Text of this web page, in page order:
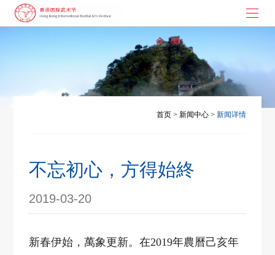
武术节起源
大枪拼刺
演讲与书画
联系我们
首页 > 新闻中心 > 新闻详情
不忘初心，方得始終
2019-03-20
新春伊始，萬象更新。在2019年農曆己亥年